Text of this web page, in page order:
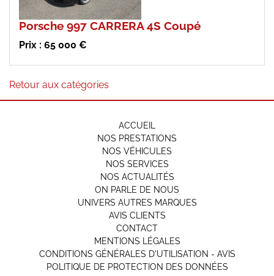
Porsche 997 CARRERA 4S Coupé
Prix : 65 000 €
Retour aux catégories
ACCUEIL
NOS PRESTATIONS
NOS VÉHICULES
NOS SERVICES
NOS ACTUALITÉS
ON PARLE DE NOUS
UNIVERS AUTRES MARQUES
AVIS CLIENTS
CONTACT
MENTIONS LÉGALES
CONDITIONS GÉNÉRALES D'UTILISATION - AVIS
POLITIQUE DE PROTECTION DES DONNÉES